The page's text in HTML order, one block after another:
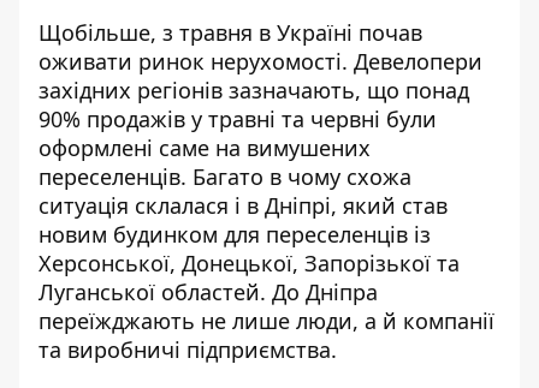
Щобільше, з травня в Україні почав
оживати ринок нерухомості. Девелопери
західних регіонів зазначають, що понад
90% продажів у травні та червні були
оформлені саме на вимушених
переселенців. Багато в чому схожа
ситуація склалася і в Дніпрі, який став
новим будинком для переселенців із
Херсонської, Донецької, Запорізької та
Луганської областей. До Дніпра
переїжджають не лише люди, а й компанії
та виробничі підприємства.